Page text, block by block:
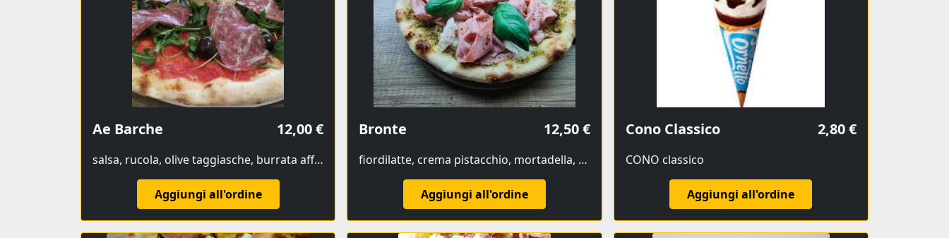
Ae Barche 12,00 €
salsa, rucola, olive taggiasche, burrata affumicata, pepita del piave
Aggiungi all'ordine
Bronte 12,50 €
fiordilatte, crema pistacchio, mortadella, bufala a crudo, granella pistacchio
Aggiungi all'ordine
Cono Classico 2,80 €
CONO classico
Aggiungi all'ordine